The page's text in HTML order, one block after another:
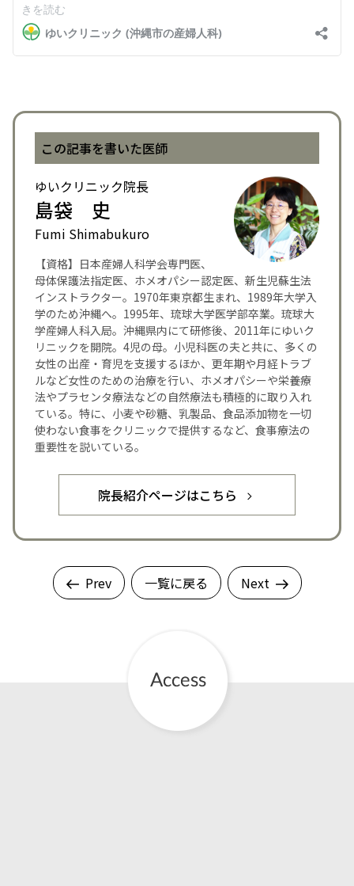
この記事を書いた医師
ゆいクリニック院長
島袋 史
Fumi Shimabukuro
【資格】日本産婦人科学会専門医、
母体保護法指定医、ホメオパシー認定医、新生児蘇生法
インストラクター。1970年東京都生まれ、1989年大学入
学のため沖縄へ。1995年、琉球大学医学部卒業。琉球大
学産婦人科入局。沖縄県内にて研修後、2011年にゆいク
リニックを開院。4児の母。小児科医の夫と共に、多くの
女性の出産・育児を支援するほか、更年期や月経トラブ
ルなど女性のための治療を行い、ホメオパシーや栄養療
法やプラセンタ療法などの自然療法も積極的に取り入れ
ている。特に、小麦や砂糖、乳製品、食品添加物を一切
使わない食事をクリニックで提供するなど、食事療法の
重要性を説いている。
院長紹介ページはこちら
Prev 一覧に戻る Next